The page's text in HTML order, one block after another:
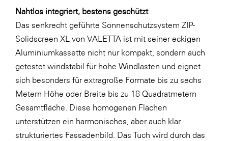
Nahtlos integriert, bestens geschützt
Das senkrecht geführte Sonnenschutzsystem ZIP-
Solidscreen XL von VALETTA ist mit seiner eckigen
Aluminiumkassette nicht nur kompakt, sondern auch
getestet windstabil für hohe Windlasten und eignet
sich besonders für extragroße Formate bis zu sechs
Metern Höhe oder Breite bis zu 18 Quadratmetern
Gesamtfläche. Diese homogenen Flächen
unterstützen ein harmonisches, aber auch klar
strukturiertes Fassadenbild. Das Tuch wird durch das